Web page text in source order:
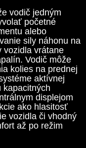
vodič jedným
početné
alebo
sily náhonu na
vozidla vrátane
Vodič môže
kolies na prednej
aktívnej
kapacitných
displejom
ako hlasitosť
vozidla či vhodný
až po režim